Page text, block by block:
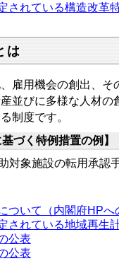
されている構造改革
は
雇用機会の創出、
並びに多様な人材
制度です。
づく特例措置の例】
対象施設の転用承認
ついて（内閣府HPへ
されている地域再生
公表
公表